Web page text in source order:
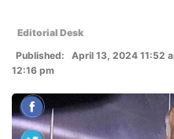
Editorial Desk
Published: April 13, 2024
12:16 pm